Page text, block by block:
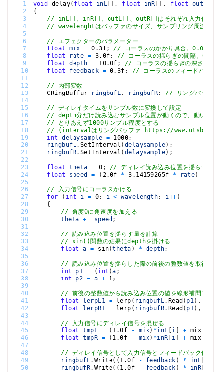
1
2
3
4
5
6
7
8
9
10
11
12
13
14
15
16
17
18
19
20
21
22
23
24
25
26
27
28
29
30
31
32
33
34
35
36
37
38
39
40
41
42
43
44
45
46
47
48
49
50
void delay( float inL , float inR , float outL
{
// inL[]、inR[]、outL[]、outR[]はそれぞれ入力信号と
// wavelenghtはバッファのサイズ、サンプリング周波数は
// エフェクターのパラメーター
float
mix = 0.3f;
// コーラスのかかり具合。0.0～1.0
float
rate = 3.0f ;
// コーラスの揺らぎの間隔。0Hz～
float
depth = 10.0f ;
// コーラスの揺らぎの深さ。
float
feedback = 0.3f ; // コーラスのフィードバック
// 内部変数
CRingBuffur
ringbufL, ringbufR; // リングバッフ
// ディレイタイムをサンプル数に変換して設定
// depth分だけ読み込むサンプル位置が動くので、動いた
// とりあえず1000サンプル程度とする
// (intervalはリングバッファ https://
int
delaysample = 1000;
ringbufL. SetInterval ( delaysample) ;
ringbufR. SetInterval ( delaysample) ;
float theta = 0 ;
// ディレイ読み込み位置を揺らすた
float
speed = ( 2.0f * 3.14159265f * rate)
// 入力信号にコーラスかける
for
( int i = 0; i < wavelength; i++ )
{
// 角度θに角速度を加える
theta += speed ;
// 読み込み位置を揺らす量を計算
// sin()関数の結果にdepthを掛ける
float
a = sin (theta ) * depth;
// 読み込み位置を揺らした際の前後の整数値を取得(あ
int
p1 = ( int )a ;
int
p2 = a + 1;
// 前後の整数値から読み込み位置の値を線形補間で割り
float
lerpL1 = lerp ( ringbufL. Read ( p1) ,
float
lerpR1 = lerp ( ringbufR. Read ( p1) ,
// 入力信号にディレイ信号を混ぜる
float
tmpL = ( 1.0f - mix) *inL i + mix *
float
tmpR = ( 1.0f - mix) *inR i + mix *
// ディレイ信号として入力信号とフィードバック信号を
ringbufL. Write( ( 1.0f - feedback ) * inL
ringbufR. Write( ( 1.0f - feedback ) * inR